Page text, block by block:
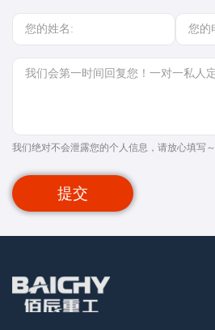
我们绝对不会泄露您的个人信息，请放心填写～
提交